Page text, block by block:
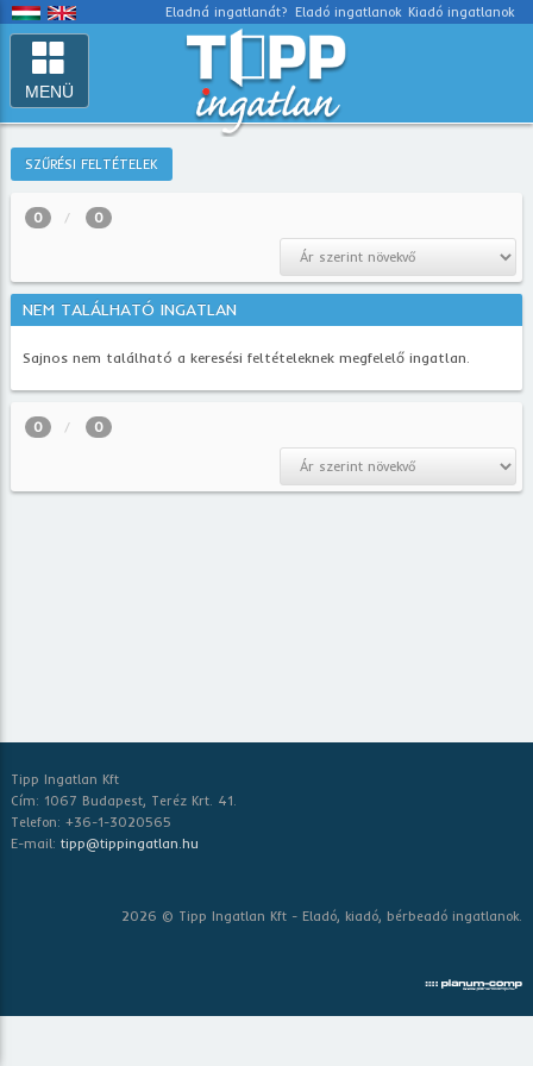
MENÜ
Eladná ingatlanát? Eladó ingatlanok Kiadó ingatlanok
SZŰRÉSI FELTÉTELEK
0 0
NEM TALÁLHATÓ INGATLAN
Sajnos nem található a keresési feltételeknek megfelelő ingatlan.
0 0
Tipp Ingatlan Kft
Cím: 1067 Budapest, Teréz Krt. 41.
Telefon: +36-1-3020565
E-mail:tipp@tippingatlan.hu
2026 © Tipp Ingatlan Kft - Eladó, kiadó, bérbeadó ingatlanok.